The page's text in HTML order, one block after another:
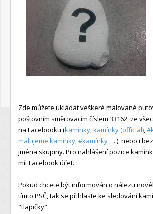
Zde můžete ukládat veškeré malované
poštovním směrovacím číslem 33162, ze
na Facebooku (kamínky kamínky (official)
malujeme kamínky #kamínky , ...), nebo i
jména skupiny. Pro nahlášení pozice
mít Facebook účet.
Pokud chcete být informován o nálezu
tímto PSČ, tak se přihlaste ke sledování
"tlapičky".